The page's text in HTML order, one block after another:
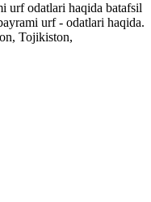
urf odatlari haqida batafsil
urf - odatlari haqida.
Tojikiston,